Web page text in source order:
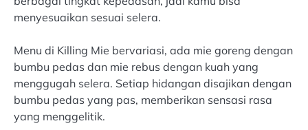
menyesuaikan sesuai selera.
Menu di Killing Mie bervariasi, ada mie goreng dengan
bumbu pedas dan mie rebus dengan kuah yang
menggugah selera. Setiap hidangan disajikan dengan
bumbu pedas yang pas, memberikan sensasi rasa
yang menggelitik.